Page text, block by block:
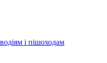
і пішоходам